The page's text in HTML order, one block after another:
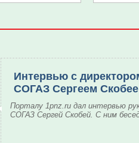
Интервью с
СОГАЗ Сергеем
Порталу 1pnz.ru дал интервью
СОГАЗ Сергей Скобей. С ним